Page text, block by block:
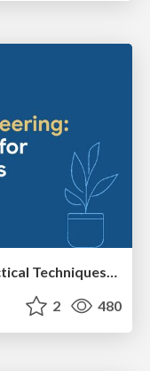
Gemini Prompt Engineering: Practical Techniques for Tangible AI Outcomes
2 480